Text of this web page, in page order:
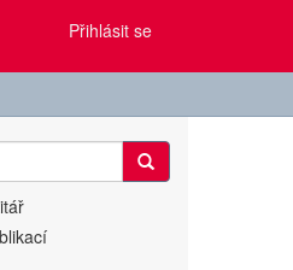
Přihlásit se